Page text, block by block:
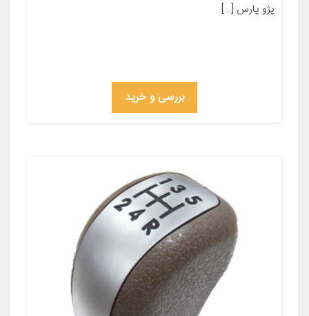
پژو پارس […]
بررسی و خرید